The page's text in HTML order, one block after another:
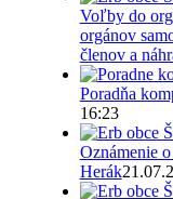
Voľby do
orgánov
členov a
Poradňa
16:23
Oznámenie
Herák